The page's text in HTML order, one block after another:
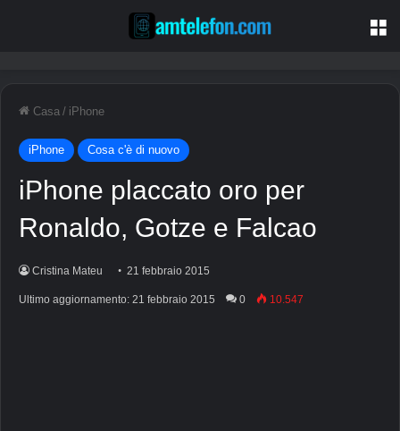
Casa / iPhone
iPhone Cosa c'è di nuovo
iPhone placcato oro per
Ronaldo, Gotze e Falcao
Cristina Mateu 21 febbraio 2015
Ultimo aggiornamento: 21 febbraio 2015 0 10.547